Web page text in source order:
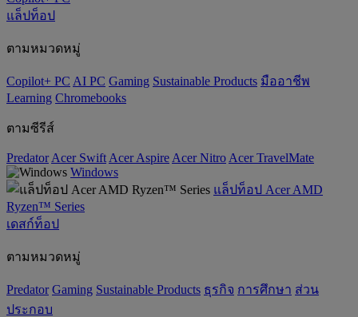
แล็ปท็อป
ตามหมวดหมู่
Copilot+ PC AI PC Gaming ‌Sustainable Products มืออาชีพ
‌Learning Chromebooks
ตามซีรีส์
Predator Acer Swift Acer Aspire Acer Nitro Acer TravelMate
Windows
แล็ปท็อป Acer AMD
Ryzen™ Series
เดสก์ท็อป
ตามหมวดหมู่
Predator Gaming ‌Sustainable Products ธุรกิจ การศึกษา ส่วน
ประกอบ